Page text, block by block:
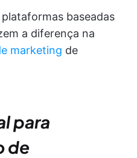
baseadas
a diferença na
marketing de
para
de